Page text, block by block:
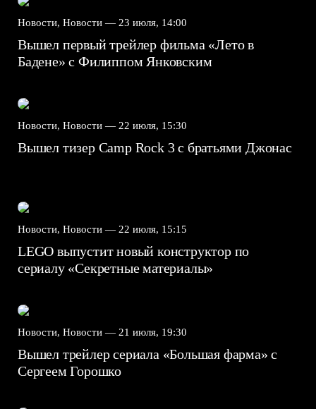
Новости, Новости — 23 июля, 14:00
Вышел первый трейлер фильма «Лето в
Бадене» с Филиппом Янковским
Новости, Новости — 22 июля, 15:30
Вышел тизер Camp Rock 3 с братьями Джонас
Новости, Новости — 22 июля, 15:15
LEGO выпустит новый конструктор по
сериалу «Секретные материалы»
Новости, Новости — 21 июля, 19:30
Вышел трейлер сериала «Большая фарма» с
Сергеем Горошко